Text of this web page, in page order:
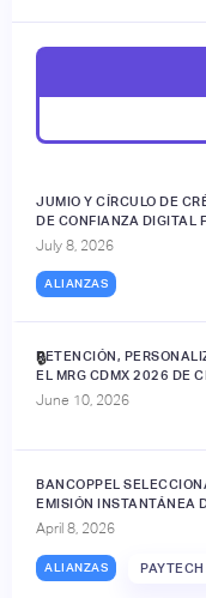
JUMIO Y CÍRCULO DE
DE CONFIANZA DIGITAL
July 8, 2026
ALIANZAS
RETENCIÓN,
EL MRG CDMX 2026 DE
June 10, 2026
🔒
BANCOPPEL
EMISIÓN INSTANTÁNEA
April 8, 2026
ALIANZAS PAYTECH